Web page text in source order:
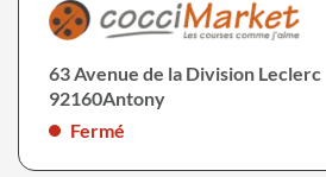
63 Avenue de la Division Leclerc
92160Antony
Fermé